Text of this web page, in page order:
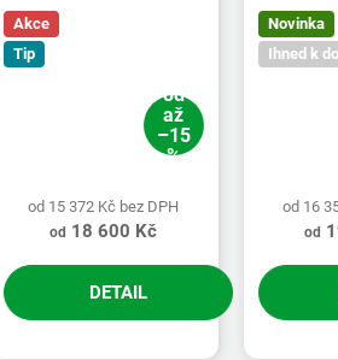
Akce
Tip
od
až
–15
%
od 15 372 Kč bez DPH
od 18 600 Kč
DETAIL
Novinka
Ihned k
od 16
od